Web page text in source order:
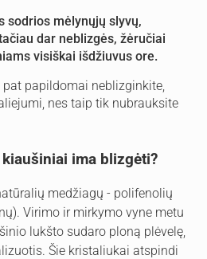
sodrios mėlynųjų slyvų,
dar neblizgės, žėručiai
visiškai išdžiuvus ore.
papildomai neblizginkite,
nes taip tik nubrauksite
ima blizgėti?
medžiagų - polifenolių
Virimo ir mirkymo vyne metu
lukšto sudaro ploną plėvelę,
Šie kristaliukai atspindi